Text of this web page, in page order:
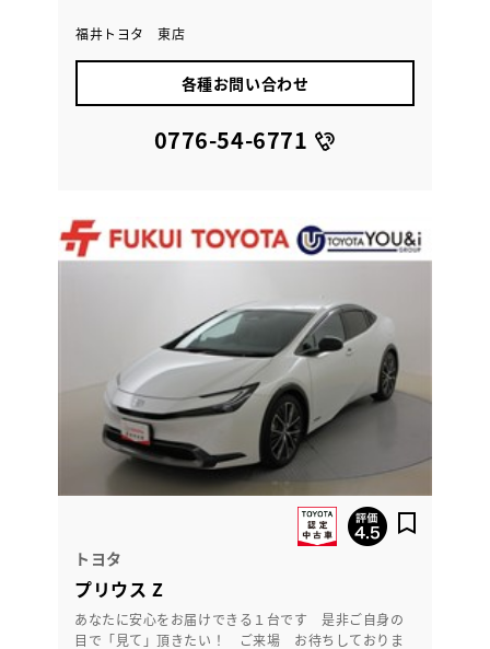
福井トヨタ 東店
各種お問い合わせ
0776-54-6771
トヨタ
プリウス Z
あなたに安心をお届けできる１台です 是非ご自身の
目で「見て」頂きたい！ ご来場 お待ちしておりま